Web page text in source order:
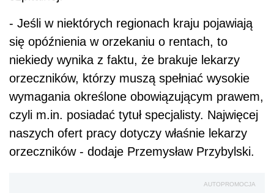
- Jeśli w niektórych regionach kraju pojawiają
się opóźnienia w orzekaniu o rentach, to
niekiedy wynika z faktu, że brakuje lekarzy
orzeczników, którzy muszą spełniać wysokie
wymagania określone obowiązującym prawem,
czyli m.in. posiadać tytuł specjalisty. Najwięcej
naszych ofert pracy dotyczy właśnie lekarzy
orzeczników - dodaje Przemysław Przybylski.
AUTOPROMOCJA